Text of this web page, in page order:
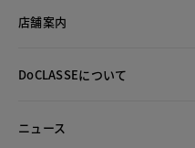
店舗案内
DoCLASSEについて
ニュース